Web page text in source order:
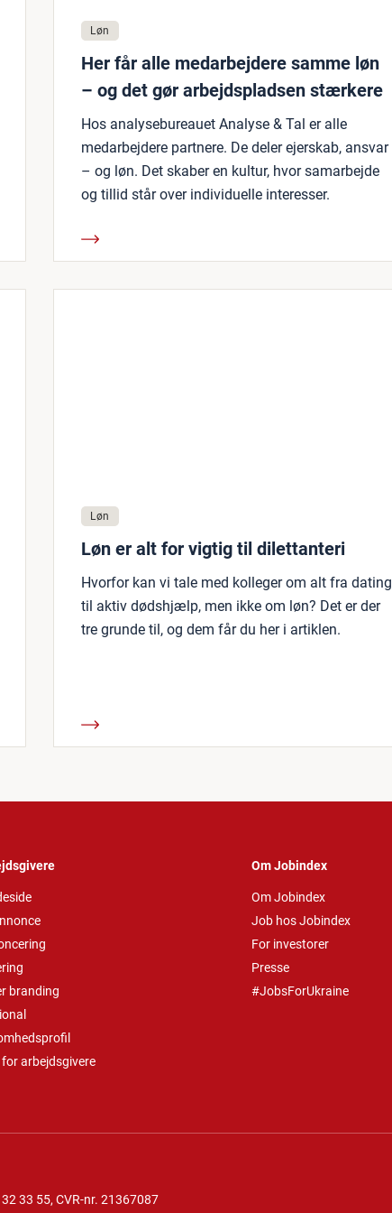
Løn
Her får alle medarbejdere samme løn
– og det gør arbejdspladsen stærkere
Hos analysebureauet Analyse & Tal er alle
medarbejdere partnere. De deler ejerskab, ansvar
– og løn. Det skaber en kultur, hvor samarbejde
og tillid står over individuelle interesser.
Løn
Løn er alt for vigtig til dilettanteri
Hvorfor kan vi tale med kolleger om alt fra dating
til aktiv dødshjælp, men ikke om løn? Det er der
tre grunde til, og dem får du her i artiklen.
branding
arbejdsgivere
Om Jobindex
Om Jobindex
Job hos Jobindex
For investorer
Presse
#JobsForUkraine
33 55, CVR-nr. 21367087